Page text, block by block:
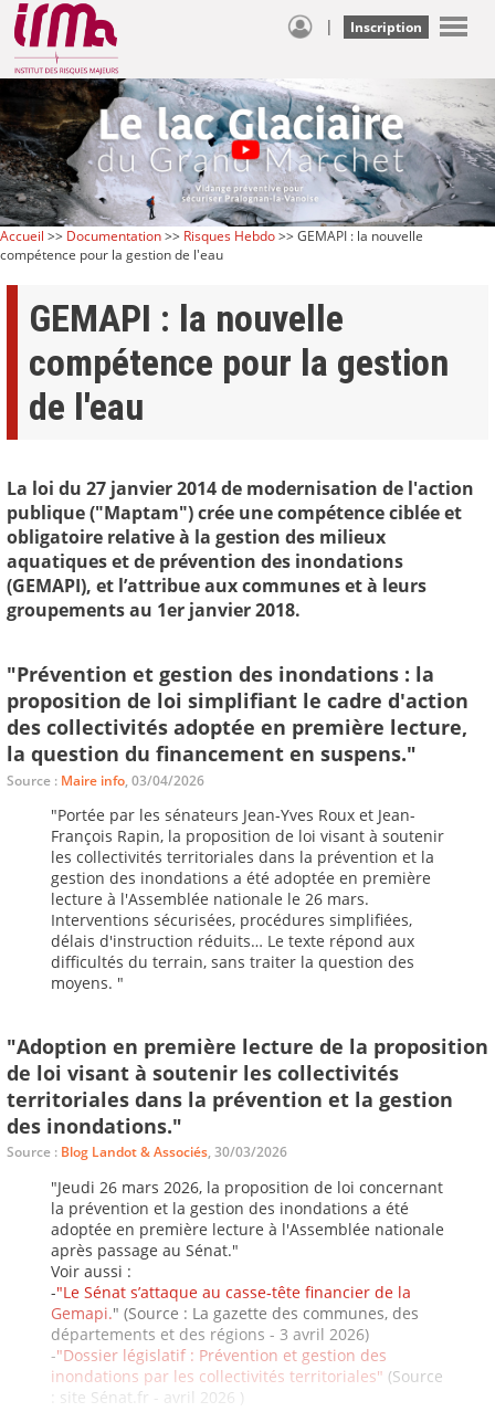
| Inscription
Accueil >> Documentation>> Risques Hebdo>> GEMAPI : la nouvelle
compétence pour la gestion de l'eau
GEMAPI : la nouvelle
compétence pour la gestion
de l'eau
La loi du 27 janvier 2014 de modernisation de l'action
publique ("Maptam") crée une compétence ciblée et
obligatoire relative à la gestion des milieux
aquatiques et de prévention des inondations
(GEMAPI), et l’attribue aux communes et à leurs
groupements au 1er janvier 2018.
"Prévention et gestion des inondations : la
proposition de loi simplifiant le cadre d'action
des collectivités adoptée en première lecture,
la question du financement en suspens."
Source : Maire info, 03/04/2026
"Portée par les sénateurs Jean-Yves Roux et Jean-
François Rapin, la proposition de loi visant à soutenir
les collectivités territoriales dans la prévention et la
gestion des inondations a été adoptée en première
lecture à l'Assemblée nationale le 26 mars.
Interventions sécurisées, procédures simplifiées,
délais d'instruction réduits… Le texte répond aux
difficultés du terrain, sans traiter la question des
moyens. "
"Adoption en première lecture de la proposition
de loi visant à soutenir les collectivités
territoriales dans la prévention et la gestion
des inondations."
Source : Blog Landot & Associés, 30/03/2026
"Jeudi 26 mars 2026, la proposition de loi concernant
la prévention et la gestion des inondations a été
adoptée en première lecture à l'Assemblée nationale
après passage au Sénat."
Voir aussi :
-"Le Sénat s’attaque au casse‑tête financier de la
Gemapi." (Source : La gazette des communes, des
départements et des régions - 3 avril 2026)
-"Dossier législatif : Prévention et gestion des
inondations par les collectivités territoriales" (Source
: site Sénat.fr - avril 2026 )